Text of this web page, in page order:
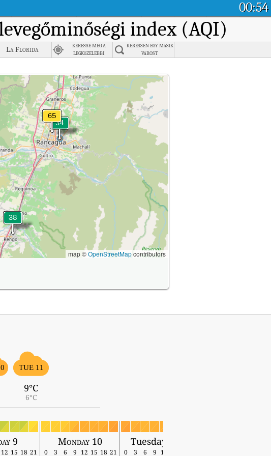
00:54
index (AQI)
La Florida
KERESSE MEG A
LEGKöZELEBBI
KERESSEN EGY MáSIK
VáROST
map ©OpenStreetMapcontributors
TUE 11
9°C
6°C
9 Monday 10 Tuesday 11
12 15 18 21 0 3 6 9 12 15 18 21 0 3 6 9 12